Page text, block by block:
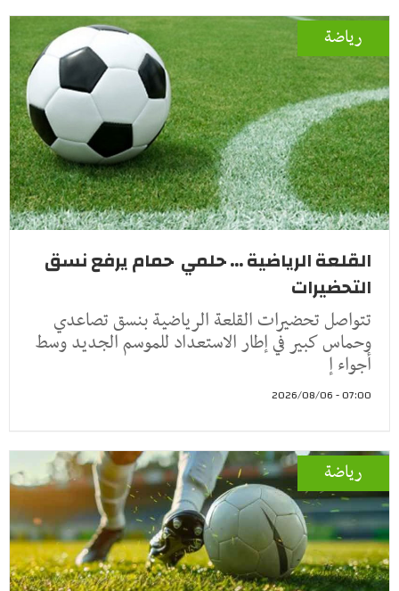
رياضة
القلعة الرياضية ... حلمي حمام يرفع نسق
التحضيرات
تتواصل تحضيرات القلعة الرياضية بنسق تصاعدي
وحماس كبير في إطار الاستعداد للموسم الجديد وسط
أجواء إ
07:00 - 2026/08/06
رياضة